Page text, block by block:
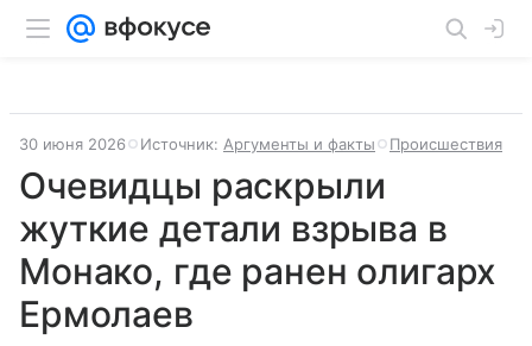
30 июня 2026 Источник: Аргументы и факты Происшествия
Очевидцы раскрыли
жуткие детали взрыва в
Монако, где ранен олигарх
Ермолаев